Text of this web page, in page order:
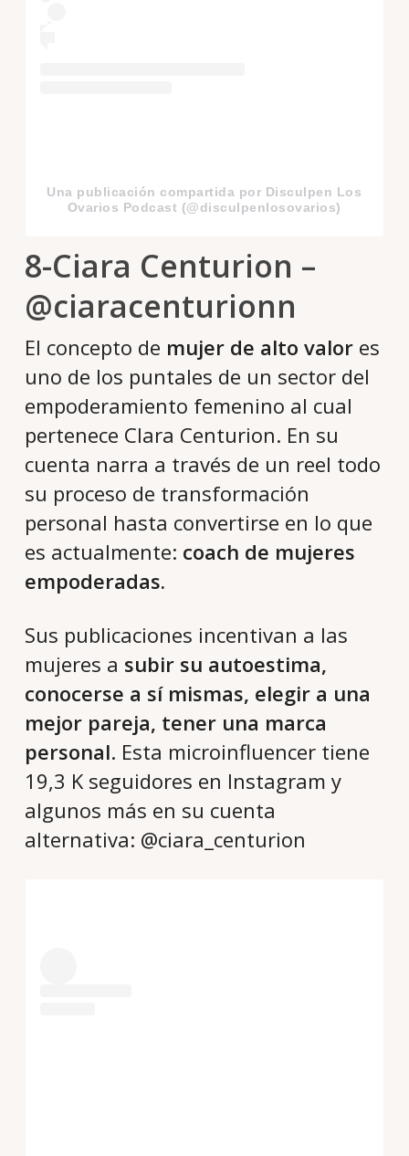
Una publicación compartida por Disculpen Los
Ovarios Podcast (@disculpenlosovarios)
8-Ciara Centurion –
@ciaracenturionn
El concepto de mujer de alto valores
uno de los puntales de un sector del
empoderamiento femenino al cual
pertenece Clara Centurion. En su
cuenta narra a través de un reel todo
su proceso de transformación
personal hasta convertirse en lo que
es actualmente: coach de mujeres
empoderadas.
Sus publicaciones incentivan a las
mujeres a subir su autoestima,
conocerse a sí mismas, elegir a una
mejor pareja, tener una marca
personal. Esta microinfluencer tiene
19,3 K seguidores en Instagram y
algunos más en su cuenta
alternativa: @ciara_centurion